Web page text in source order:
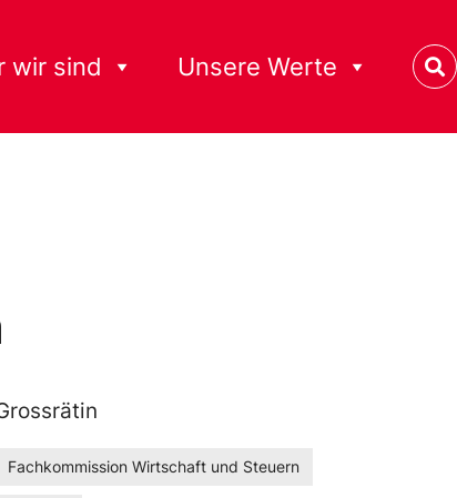
wir sind Unsere Werte
Fachkommission Wirtschaft und Steuern